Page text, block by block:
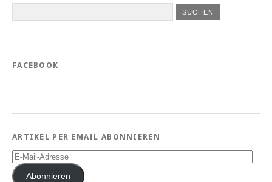
FACEBOOK
ARTIKEL PER EMAIL ABONNIEREN
E-
Mail-
AdresseAbonnieren